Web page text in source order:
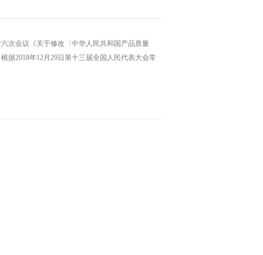
次会议《关于修改〈中华人民共和国产品质量
据2018年12月29日第十三届全国人民代表大会常